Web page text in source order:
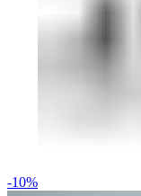
-10%